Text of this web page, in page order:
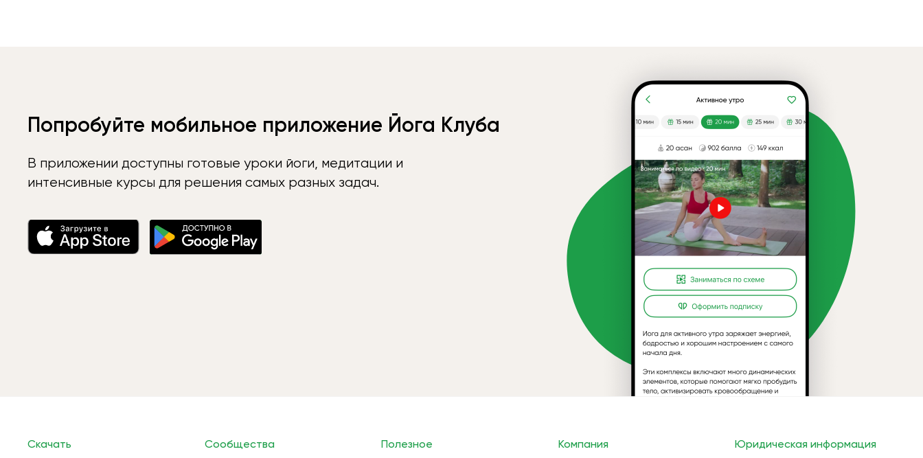
Попробуйте мобильное приложение Йога Клуба
В приложении доступны готовые уроки йоги, медитации и
интенсивные курсы для решения самых разных задач.
Скачать Сообщества Полезное Компания Юридическая информация